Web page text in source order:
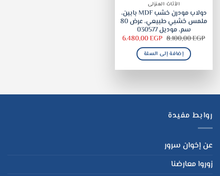
الأثاث المنزلى
دولاب مودرن خشب MDF بابين،
ملمس خشبي طبيعي، عرض 80
سم، موديل 030577
8.100,00EGP السعر
الأصلي
هو:
8.100,00 EGP.
6.480,00EGP السعر
إضافة إلى السلة
روابط مفيدة
عن إخوان سرور
زوروا معارضنا